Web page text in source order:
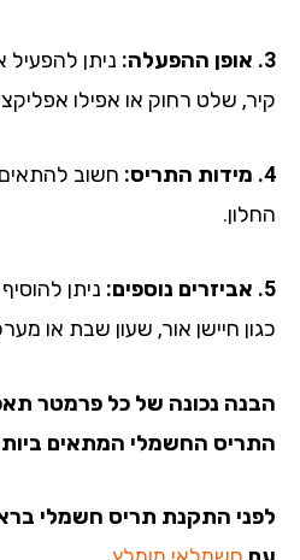
ניתן להפעיל את
שלט רחוק או אפילו אפליקציה
חשוב להתאים את
ניתן להוסיף
חיישן אור, שעון שבת או מערכת
נכונה של כל פרמטר
החשמלי המתאים ביותר
התקנת תריס חשמלי בראש